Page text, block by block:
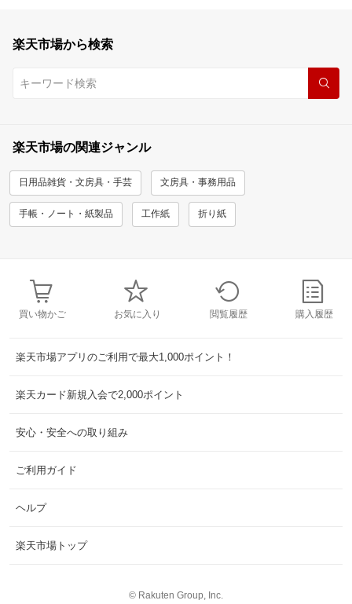
楽天市場から検索
楽天市場の関連ジャンル
日用品雑貨・文房具・手芸 文房具・事務用品
手帳・ノート・紙製品 工作紙 折り紙
買い物かご お気に入り 閲覧履歴 購入履歴
楽天市場アプリのご利用で最大1,000ポイント！
楽天カード新規入会で2,000ポイント
安心・安全への取り組み
ご利用ガイド
ヘルプ
楽天市場トップ
© Rakuten Group, Inc.